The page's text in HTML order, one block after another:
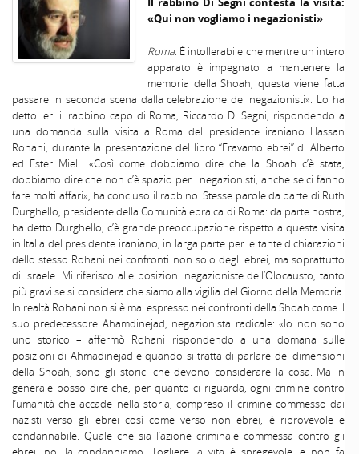
«Qui non vogliamo i negazionisti»
Roma. È intollerabile che mentre un intero
apparato è impegnato a mantenere la
memoria della Shoah, questa viene fatta
passare in seconda scena dalla celebrazione dei negazionisti». Lo ha
detto ieri il rabbino capo di Roma, Riccardo Di Segni, rispondendo a
una domanda sulla visita a Roma del presidente iraniano Hassan
Rohani, durante la presentazione del libro “Eravamo ebrei” di Alberto
ed Ester Mieli. «Così come dobbiamo dire che la Shoah c’è stata,
dobbiamo dire che non c’è spazio per i negazionisti, anche se ci fanno
fare molti affari», ha concluso il rabbino. Stesse parole da parte di Ruth
Durghello, presidente della Comunità ebraica di Roma: da parte nostra,
ha detto Durghello, c’è grande preoccupazione rispetto a questa visita
in Italia del presidente iraniano, in larga parte per le tante dichiarazioni
dello stesso Rohani nei confronti non solo degli ebrei, ma soprattutto
di Israele. Mi riferisco alle posizioni negazioniste dell’Olocausto, tanto
più gravi se si considera che siamo alla vigilia del Giorno della Memoria.
In realtà Rohani non si è mai espresso nei confronti della Shoah come il
suo predecessore Ahamdinejad, negazionista radicale: «Io non sono
uno storico – affermò Rohani rispondendo a una domana sulle
posizioni di Ahmadinejad e quando si tratta di parlare del dimensioni
della Shoah, sono gli storici che devono considerare la cosa. Ma in
generale posso dire che, per quanto ci riguarda, ogni crimine contro
l’umanità che accade nella storia, compreso il crimine commesso dai
nazisti verso gli ebrei così come verso non ebrei, è riprovevole e
condannabile. Quale che sia l’azione criminale commessa contro gli